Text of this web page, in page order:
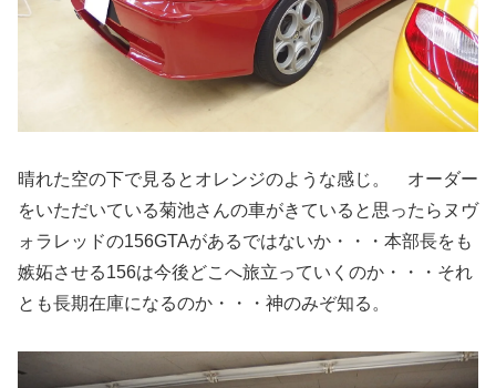
晴れた空の下で見るとオレンジのような感じ。 オーダー
をいただいている菊池さんの車がきていると思ったらヌヴ
ォラレッドの156GTAがあるではないか・・・本部長をも
嫉妬させる156は今後どこへ旅立っていくのか・・・それ
とも長期在庫になるのか・・・神のみぞ知る。